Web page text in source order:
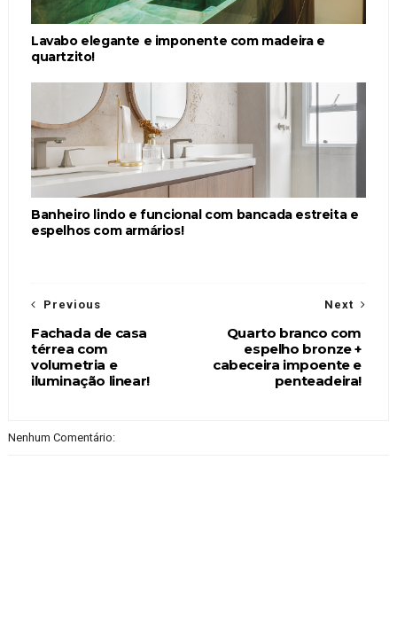
Lavabo elegante e imponente com madeira e
quartzito!
Banheiro lindo e funcional com bancada estreita e
espelhos com armários!
Next
Quarto branco com
espelho bronze +
cabeceira impoente e
penteadeira!
Previous
Fachada de casa
térrea com
volumetria e
iluminação linear!
Nenhum Comentário: